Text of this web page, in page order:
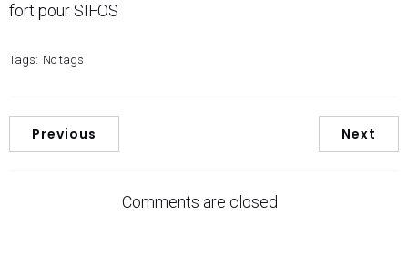
fort pour SIFOS
Tags: No tags
Previous Next
Comments are closed